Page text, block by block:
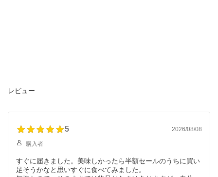
レビュー
5 2026/08/08
購入者
すぐに届きました。美味しかったら半額セールのうちに買い
足そうかなと思いすぐに食べてみました。